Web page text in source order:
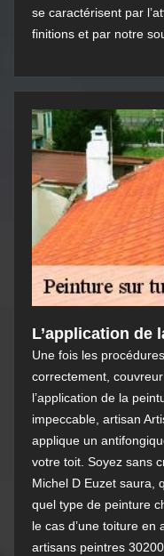
se caractérisent par
finitions et par notre
L’application de
Une fois les
correctement,
l’application de la
impeccable, artisan
applique un
votre toit. Soyez sans
Michel D Euzet saura,
quel type de peinture
le cas d’une toiture
artisans peintres